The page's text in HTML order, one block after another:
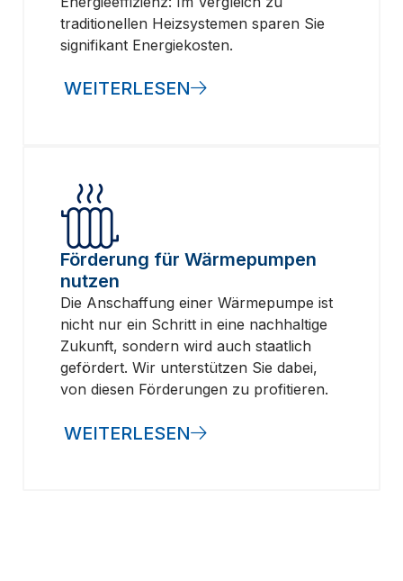
traditionellen Heizsystemen sparen Sie
signifikant Energiekosten.
WEITERLESEN
Förderung für Wärmepumpen
nutzen
Die Anschaffung einer Wärmepumpe ist
nicht nur ein Schritt in eine nachhaltige
Zukunft, sondern wird auch staatlich
gefördert. Wir unterstützen Sie dabei,
von diesen Förderungen zu profitieren.
WEITERLESEN